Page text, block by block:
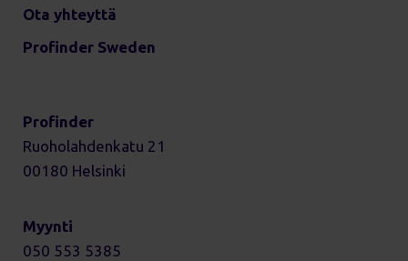
Ota yhteyttä
Profinder Sweden
Profinder
Ruoholahdenkatu 21
00180 Helsinki
Myynti
050 553 5385